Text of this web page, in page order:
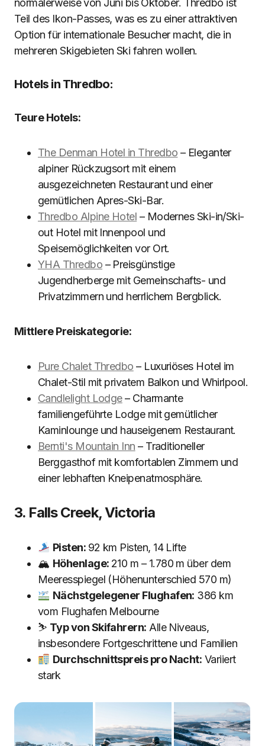
normalerweise von Juni bis Oktober. Thredbo ist
Teil des Ikon-Passes, was es zu einer attraktiven
Option für internationale Besucher macht, die in
mehreren Skigebieten Ski fahren wollen.
Hotels in Thredbo:
Teure Hotels:
The Denman Hotel in Thredbo – Eleganter
alpiner Rückzugsort mit einem
ausgezeichneten Restaurant und einer
gemütlichen Apres-Ski-Bar.
Thredbo Alpine Hotel – Modernes Ski-in/Ski-
out Hotel mit Innenpool und
Speisemöglichkeiten vor Ort.
YHA Thredbo – Preisgünstige
Jugendherberge mit Gemeinschafts- und
Privatzimmern und herrlichem Bergblick.
Mittlere Preiskategorie:
Pure Chalet Thredbo – Luxuriöses Hotel im
Chalet-Stil mit privatem Balkon und Whirlpool.
Candlelight Lodge– Charmante
familiengeführte Lodge mit gemütlicher
Kaminlounge und hauseigenem Restaurant.
Bernti's Mountain Inn – Traditioneller
Berggasthof mit komfortablen Zimmern und
einer lebhaften Kneipenatmosphäre.
3. Falls Creek, Victoria
Pisten: 92 km Pisten, 14 Lifte
🏔 Höhenlage: 210 m – 1.780 m über dem
Meeresspiegel (Höhenunterschied 570 m)
Nächstgelegener Flughafen: 386 km
vom Flughafen Melbourne
⛷ Typ von Skifahrern: Alle Niveaus,
insbesondere Fortgeschrittene und Familien
Durchschnittspreis pro Nacht: Variiert
stark